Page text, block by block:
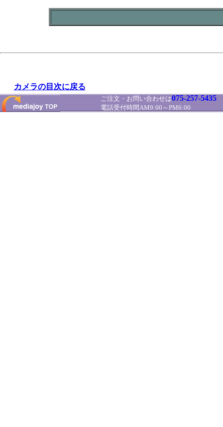
カメラの目次に戻る
ご注文・お問い合わせは075-257-5435
電話受付時間AM9:00～PM6:00